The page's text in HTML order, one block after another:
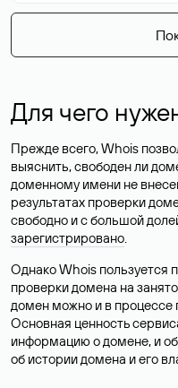
Для чего
Прежде всего, Whois
выяснить, свободен ли
доменному имени не
результатах проверки
свободно и с большой
зарегистрировано.
Однако Whois пользуется
проверки домена на
домен можно и в процессе
Основная ценность
информацию о домене, и
об истории домена и его